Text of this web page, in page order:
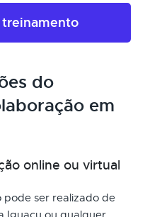
do
em
online ou virtual
pode ser realizado de